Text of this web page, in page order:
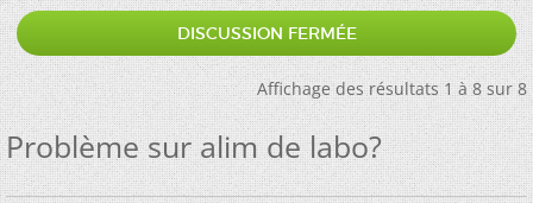
DISCUSSION FERMÉE
Affichage des résultats 1 à 8 sur 8
Problème sur alim de labo?